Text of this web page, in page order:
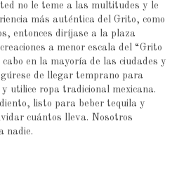
no le teme a las multitudes y le
más auténtica del Grito, como
entonces diríjase a la plaza
a menor escala del “Grito
en la mayoría de las ciudades y
de llegar temprano para
utilice ropa tradicional mexicana.
listo para beber tequila y
cuántos lleva. Nosotros
nadie.